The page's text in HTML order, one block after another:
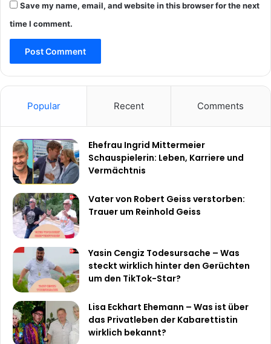
Save my name, email, and website in this browser for the next
time I comment.
Popular Recent Comments
Ehefrau Ingrid Mittermeier
Schauspielerin: Leben, Karriere und
Vermächtnis
Vater von Robert Geiss verstorben:
Trauer um Reinhold Geiss
Yasin Cengiz Todesursache – Was
steckt wirklich hinter den Gerüchten
um den TikTok-Star?
Lisa Eckhart Ehemann – Was ist über
das Privatleben der Kabarettistin
wirklich bekannt?